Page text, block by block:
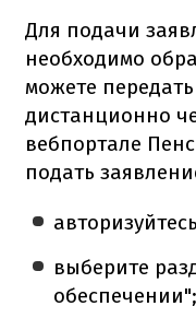
Для подачи
необходимо
можете
дистанционно
вебпортале
подать
выберите
обеспечении";